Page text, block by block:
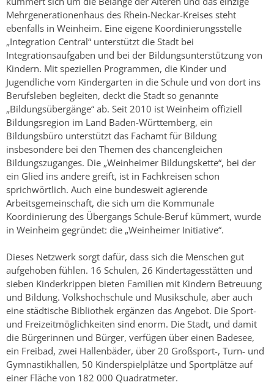
Mehrgenerationenhaus des Rhein-Neckar-Kreises steht
ebenfalls in Weinheim. Eine eigene Koordinierungsstelle
„Integration Central“ unterstützt die Stadt bei
Integrationsaufgaben und bei der Bildungsunterstützung von
Kindern. Mit speziellen Programmen, die Kinder und
Jugendliche vom Kindergarten in die Schule und von dort ins
Berufsleben begleiten, deckt die Stadt so genannte
„Bildungsübergänge“ ab. Seit 2010 ist Weinheim offiziell
Bildungsregion im Land Baden-Württemberg, ein
Bildungsbüro unterstützt das Fachamt für Bildung
insbesondere bei den Themen des chancengleichen
Bildungszuganges. Die „Weinheimer Bildungskette“, bei der
ein Glied ins andere greift, ist in Fachkreisen schon
sprichwörtlich. Auch eine bundesweit agierende
Arbeitsgemeinschaft, die sich um die Kommunale
Koordinierung des Übergangs Schule-Beruf kümmert, wurde
in Weinheim gegründet: die „Weinheimer Initiative“.
Dieses Netzwerk sorgt dafür, dass sich die Menschen gut
aufgehoben fühlen. 16 Schulen, 26 Kindertagesstätten und
sieben Kinderkrippen bieten Familien mit Kindern Betreuung
und Bildung. Volkshochschule und Musikschule, aber auch
eine städtische Bibliothek ergänzen das Angebot. Die Sport-
und Freizeitmöglichkeiten sind enorm. Die Stadt, und damit
die Bürgerinnen und Bürger, verfügen über einen Badesee,
ein Freibad, zwei Hallenbäder, über 20 Großsport-, Turn- und
Gymnastikhallen, 50 Kinderspielplätze und Sportplätze auf
einer Fläche von 182 000 Quadratmeter.